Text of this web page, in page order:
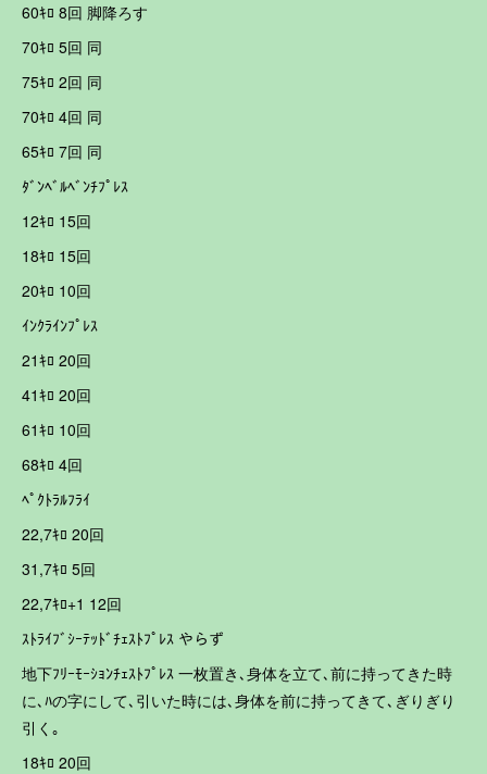
60ｷﾛ 8回 脚降ろす
70ｷﾛ 5回 同
75ｷﾛ 2回 同
70ｷﾛ 4回 同
65ｷﾛ 7回 同
ﾀﾞﾝﾍﾞﾙﾍﾞﾝﾁﾌﾟﾚｽ
12ｷﾛ 15回
18ｷﾛ 15回
20ｷﾛ 10回
ｲﾝｸﾗｲﾝﾌﾟﾚｽ
21ｷﾛ 20回
41ｷﾛ 20回
61ｷﾛ 10回
68ｷﾛ 4回
ﾍﾟｸﾄﾗﾙﾌﾗｲ
22,7ｷﾛ 20回
31,7ｷﾛ 5回
22,7ｷﾛ+1 12回
ｽﾄﾗｲﾌﾞｼｰﾃｯﾄﾞﾁｪｽﾄﾌﾟﾚｽ やらず
地下ﾌﾘｰﾓｰｼｮﾝﾁｪｽﾄﾌﾟﾚｽ 一枚置き､身体を立て､前に持ってきた時
に､ﾊの字にして､引いた時には､身体を前に持ってきて､ぎりぎり
引く｡
18ｷﾛ 20回